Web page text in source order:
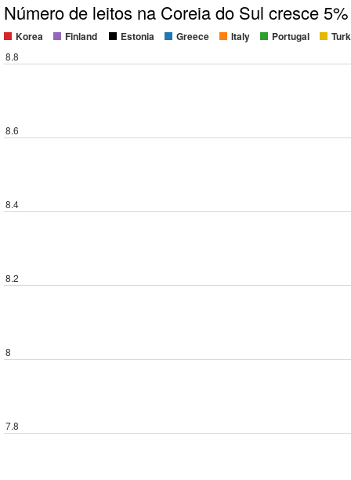
Número de leitos na Coreia do Sul cresce
7.8
8
8.2
8.4
8.6
8.8
Korea Finland Estonia Greece Italy Portugal